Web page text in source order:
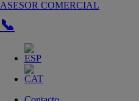
Ir
contenido
ASESOR COMERCIAL
📞